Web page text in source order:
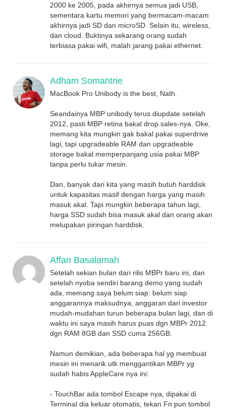
2000 ke 2005, pada akhirnya semua jadi USB,
sementara kartu memori yang bermacam-macam
akhirnya jadi SD dan microSD. Selain itu, wireless,
dan cloud. Buktinya sekarang orang sudah
terbiasa pakai wifi, malah jarang pakai ethernet.
Adham Somantrie
MacBook Pro Unibody is the best, Nath.
Seandainya MBP unibody terus diupdate setelah
2012, pasti MBP retina bakal drop sales-nya. Oke,
memang kita mungkin gak bakal pakai superdrive
lagi, tapi upgradeable RAM dan upgradeable
storage bakal memperpanjang usia pakai MBP
tanpa perlu tukar mesin.
Dan, banyak dari kita yang masih butuh harddisk
untuk kapasitas masif dengan harga yang masih
masuk akal. Tapi mungkin beberapa tahun lagi,
harga SSD sudah bisa masuk akal dan orang akan
melupakan piringan harddisk.
Affan Basalamah
Setelah sekian bulan dari rilis MBPr baru ini, dan
setelah nyoba sendiri barang demo yang sudah
ada, memang saya belum siap: belum siap
anggarannya maksudnya, anggaran dari investor
mudah-mudahan turun beberapa bulan lagi, dan di
waktu ini saya masih harus puas dgn MBPr 2012
dgn RAM 8GB dan SSD cuma 256GB.
Namun demikian, ada beberapa hal yg membuat
mesin ini menarik utk menggantikan MBPr yg
sudah habis AppleCare nya ini:
- TouchBar ada tombol Escape nya, dipakai di
Terminal dia keluar otomatis, tekan Fn pun tombol